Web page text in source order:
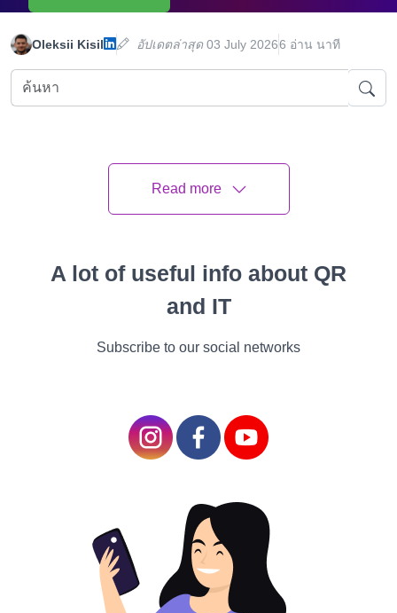
Oleksii Kisil อัปเดตล่าสุด03 July 20266 อ่าน นาที
รหัส QR ช่วยปรับปรุงประสบการณ์ของผู้โดยสารได้
การเข้าถึงข้อมูลการเดินทางเพิ่มเติม
ลดการใช้กระดาษและผลกระทบต่อสิ่งแวดล้อม
เพิ่มประสิทธิภาพและประหยัดต้นทุน
เพิ่มความปลอดภัยให้กับผู้โดยสารและการเว้น
ระยะห่างทางสังคม
Read more
A lot of useful info about QR
and IT
Subscribe to our social networks